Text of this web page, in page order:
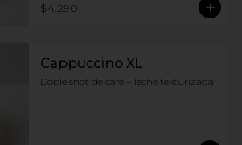
$4.290
Cappuccino XL
Doble shot de café + leche texturizada